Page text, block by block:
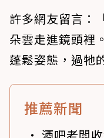
許多網友留言：
朵雲走進鏡頭裡
蓬鬆姿態，過牠
推薦新聞
酒吧老闆